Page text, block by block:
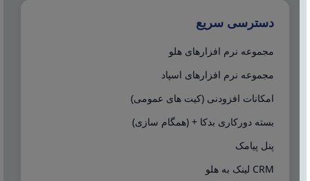
دسترسی سریع
مجموعه نرم افزارهای هلو
مجموعه نرم افزارهای اسپاد
امکانات افزودنی (کیت های عمومی)
بسته دورکاری بدکا + (همگام سازی)
پنل پیامک
CRM لینک به هلو